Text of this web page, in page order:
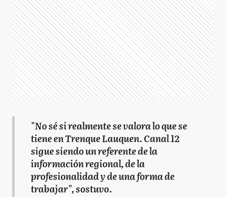
"No sé si realmente se valora lo que se
tiene en Trenque Lauquen. Canal 12
sigue siendo un referente de la
información regional, de la
profesionalidad y de una forma de
trabajar", sostuvo.